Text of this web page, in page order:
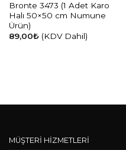
Bronte 3473 (1 Adet Karo
Halı 50×50 cm Numune
Ürün)
89,00₺ (KDV Dahil)
MÜŞTERİ HİZMETLERİ